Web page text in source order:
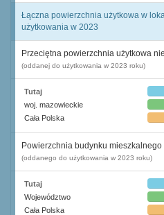
Łączna powierzchnia użytkowa w
użytkowania w 2023
Przeciętna powierzchnia użytkowa
(oddanej do użytkowania w 2023 roku)
Tutaj
woj. mazowieckie
Cała Polska
Powierzchnia budynku mieszkalnego
(oddanego do użytkowania w 2023 roku)
Tutaj
Województwo
Cała Polska